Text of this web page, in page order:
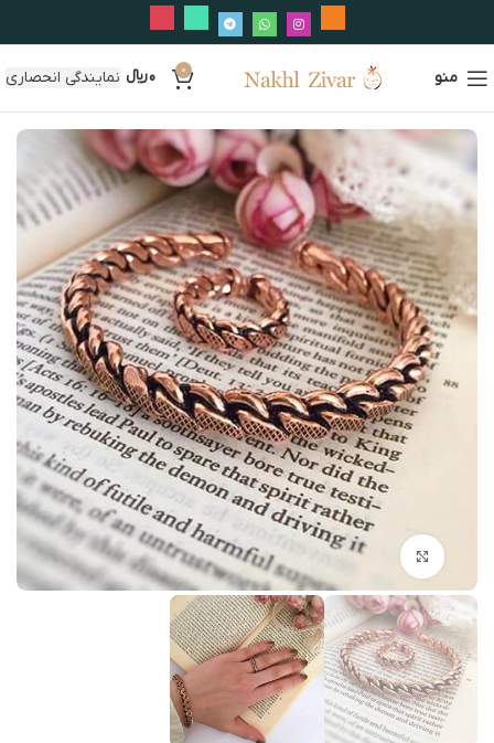
منو 0
0﷼ نمایندگی انحصاری
بزرگنمایی تصویر